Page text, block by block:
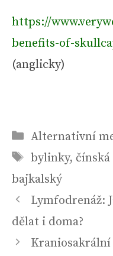
https://
benefits-of-
(anglicky)
Rubriky
Alternativní
Štítky
bylinky,
bajkalský
Navigace
příspěvků
Lymfodrenáž:
dělat i doma?
Kraniosakrální